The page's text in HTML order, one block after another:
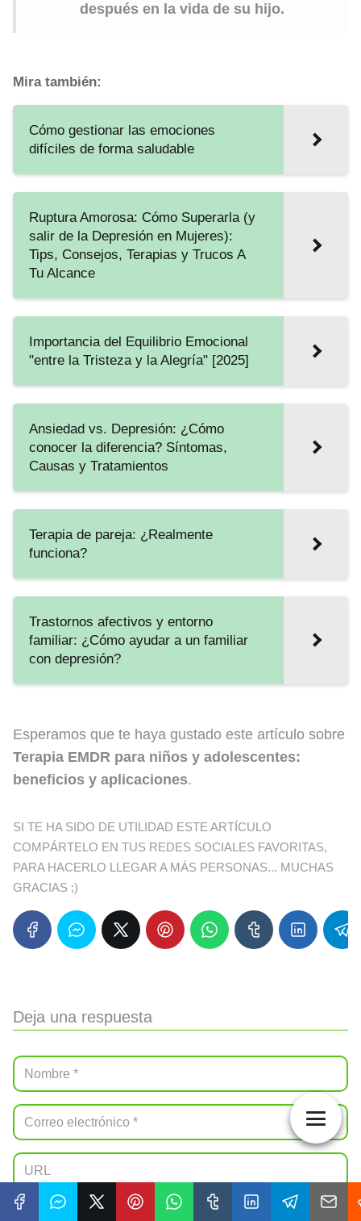
después en la vida de su hijo.
Mira también:
Cómo gestionar las emociones
difíciles de forma saludable
Ruptura Amorosa: Cómo Superarla (y
salir de la Depresión en Mujeres):
Tips, Consejos, Terapias y Trucos A
Tu Alcance
Importancia del Equilibrio Emocional
"entre la Tristeza y la Alegría" [2025]
Ansiedad vs. Depresión: ¿Cómo
conocer la diferencia? Síntomas,
Causas y Tratamientos
Terapia de pareja: ¿Realmente
funciona?
Trastornos afectivos y entorno
familiar: ¿Cómo ayudar a un familiar
con depresión?
Esperamos que te haya gustado este artículo sobre
Terapia EMDR para niños y adolescentes:
beneficios y aplicaciones.
SI TE HA SIDO DE UTILIDAD ESTE ARTÍCULO
COMPÁRTELO EN TUS REDES SOCIALES FAVORITAS,
PARA HACERLO LLEGAR A MÁS PERSONAS... MUCHAS
GRACIAS ;)
Deja una respuesta
Para cumplir con la Ley de Protección de Datos